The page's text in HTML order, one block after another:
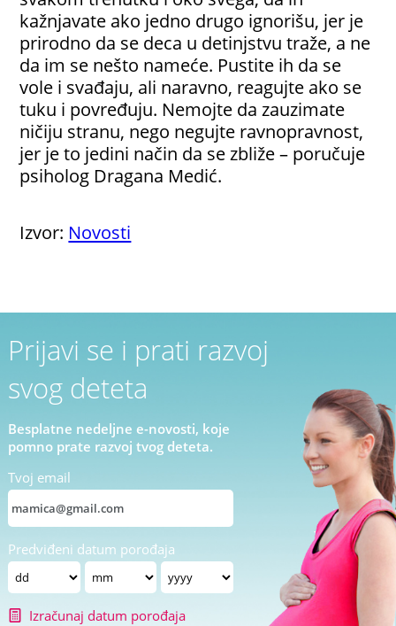
kažnjavate ako jedno drugo ignorišu, jer je
prirodno da se deca u detinjstvu traže, a ne
da im se nešto nameće. Pustite ih da se
vole i svađaju, ali naravno, reagujte ako se
tuku i povređuju. Nemojte da zauzimate
ničiju stranu, nego negujte ravnopravnost,
jer je to jedini način da se zbliže – poručuje
psiholog Dragana Medić.
Izvor: Novosti
Prijavi se i prati razvoj
svog deteta
Besplatne nedeljne e-novosti, koje
pomno prate razvoj tvog deteta.
Tvoj email
Predviđeni datum porođaja
Izračunaj datum porođaja